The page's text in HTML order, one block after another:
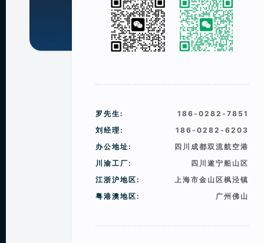
罗先生:
186-0282-7851
刘经理:
186-0282-6203
办公地址:
四川成都双流航空港
川渝工厂:
四川遂宁船山区
江浙沪地区:
上海市金山区枫泾镇
粤港澳地区:
广州佛山